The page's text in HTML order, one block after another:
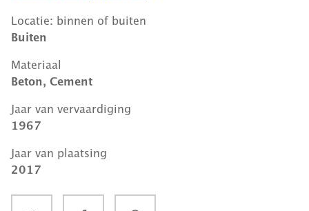
Locatie: binnen of buiten
Buiten
Materiaal
Beton, Cement
Jaar van vervaardiging
1967
Jaar van plaatsing
2017